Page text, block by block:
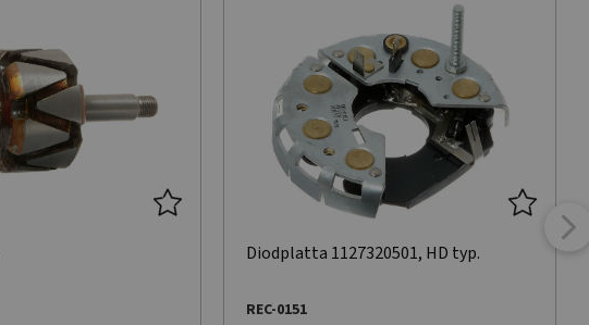
Diodplatta 1127320501, HD typ.
REC-0151